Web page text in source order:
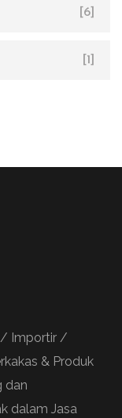
[6]
[1]
/ Importir /
& Produk
dan
dalam Jasa